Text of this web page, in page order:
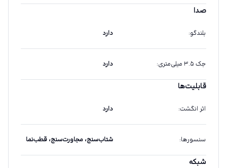
صدا
بلندگو: دارد
جک ۳.۵ میلی‌متری : دارد
قابلیت‌ها
اثر انگشت: دارد
سنسورها: شتاب‌سنج، مجاورت‌سنج، قطب‌نما
شبکه